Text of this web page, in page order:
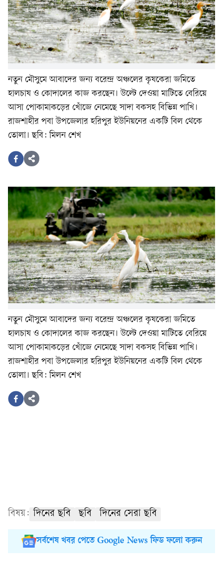
নতুন মৌসুমে আবাদের জন্য বরেন্দ্র অঞ্চলের কৃষকেরা জমিতে
হালচাষ ও কোদালের কাজ করছেন। উল্টে দেওয়া মাটিতে বেরিয়ে
আসা পোকামাকড়ের খোঁজে নেমেছে সাদা বকসহ বিভিন্ন পাখি।
রাজশাহীর পবা উপজেলার হরিপুর ইউনিয়নের একটি বিল থেকে
তোলা। ছবি: মিলন শেখ
নতুন মৌসুমে আবাদের জন্য বরেন্দ্র অঞ্চলের কৃষকেরা জমিতে
হালচাষ ও কোদালের কাজ করছেন। উল্টে দেওয়া মাটিতে বেরিয়ে
আসা পোকামাকড়ের খোঁজে নেমেছে সাদা বকসহ বিভিন্ন পাখি।
রাজশাহীর পবা উপজেলার হরিপুর ইউনিয়নের একটি বিল থেকে
তোলা। ছবি: মিলন শেখ
বিষয়: দিনের ছবি ছবি দিনের সেরা ছবি
সর্বশেষ খবর পেতে Google News ফিড ফলো করুন